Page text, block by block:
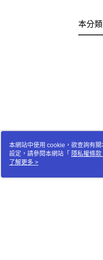
本分
本網站中使用 cookie，欲查詢有
設定，請參閱本網站「 隱私權條款
使用 cookie。
了解更多 >